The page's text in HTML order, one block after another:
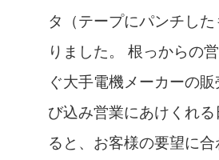
タ（テープにパンチし
りました。 根っからの
ぐ大手電機メーカーの
び込み営業にあけくれ
ると、お客様の要望に